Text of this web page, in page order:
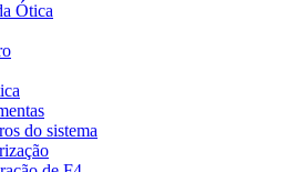
Ótica
do sistema